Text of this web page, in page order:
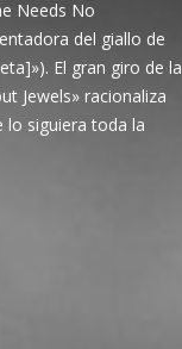
Needs No
del giallo de
El gran giro de la
Jewels» racionaliza
lo siguiera toda la